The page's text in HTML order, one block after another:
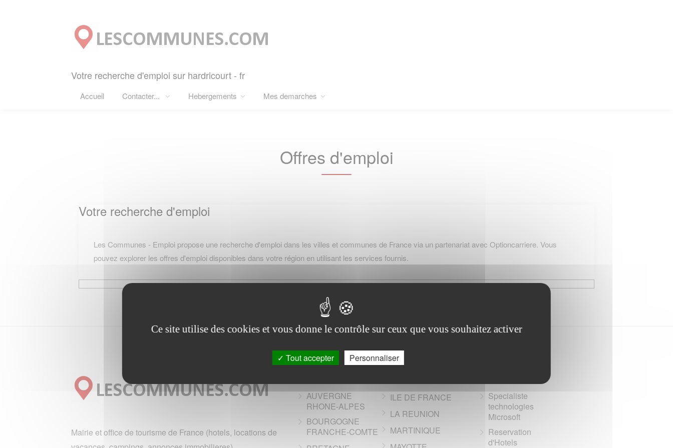
Votre recherche d'emploi sur hardricourt - fr
Accueil Contacter... Hebergements Mes demarches
Offres d'emploi
Votre recherche d'emploi
Les Communes - Emploi propose une recherche d'emploi dans les villes et communes de France via un partenariat avec Optioncarriere. Vous
pouvez explorer les offres d'emploi disponibles dans votre région en utilisant les services fournis.
Mairie et office de tourisme de France (hotels, locations de
AUVERGNE
RHONE-ALPES
BOURGOGNE
FRANCHE-COMTE
ILE DE FRANCE
LA REUNION
MARTINIQUE
Specialiste
technologies
Microsoft
Reservation
d'Hotels
Ce site utilise des cookies et vous donne le contrôle sur ceux que vous souhaitez activer
Tout accepter Personnaliser